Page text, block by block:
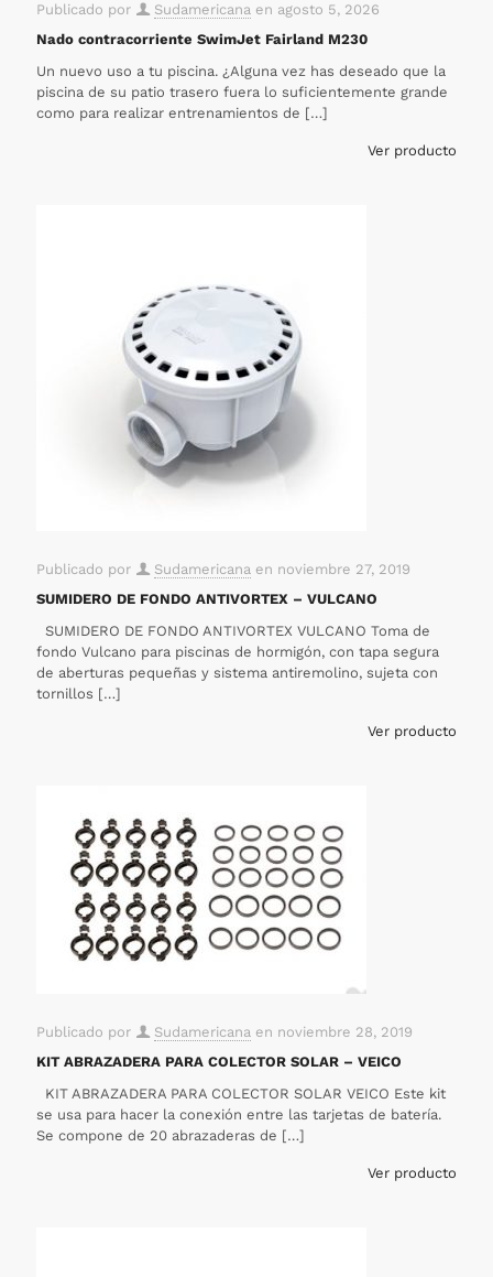
Publicado por Sudamericana en agosto 5, 2026
Nado contracorriente SwimJet Fairland M230
Un nuevo uso a tu piscina. ¿Alguna vez has deseado que la
piscina de su patio trasero fuera lo suficientemente grande
como para realizar entrenamientos de […]
Ver producto
Publicado por Sudamericana en noviembre 27, 2019
SUMIDERO DE FONDO ANTIVORTEX – VULCANO
SUMIDERO DE FONDO ANTIVORTEX VULCANO Toma de
fondo Vulcano para piscinas de hormigón, con tapa segura
de aberturas pequeñas y sistema antiremolino, sujeta con
tornillos […]
Ver producto
Publicado por Sudamericana en noviembre 28, 2019
KIT ABRAZADERA PARA COLECTOR SOLAR – VEICO
KIT ABRAZADERA PARA COLECTOR SOLAR VEICO Este kit
se usa para hacer la conexión entre las tarjetas de batería.
Se compone de 20 abrazaderas de […]
Ver producto